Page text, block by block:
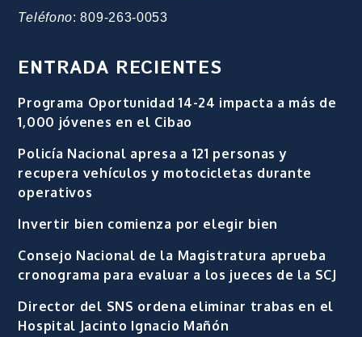
Teléfono: 809-263-0053
ENTRADA RECIENTES
Programa Oportunidad 14-24 impacta a más de
1,000 jóvenes en el Cibao
Policía Nacional apresa a 121 personas y
recupera vehículos y motocicletas durante
operativos
Invertir bien comienza por elegir bien
Consejo Nacional de la Magistratura aprueba
cronograma para evaluar a los jueces de la SCJ
Director del SNS ordena eliminar trabas en el
Hospital Jacinto Ignacio Mañón